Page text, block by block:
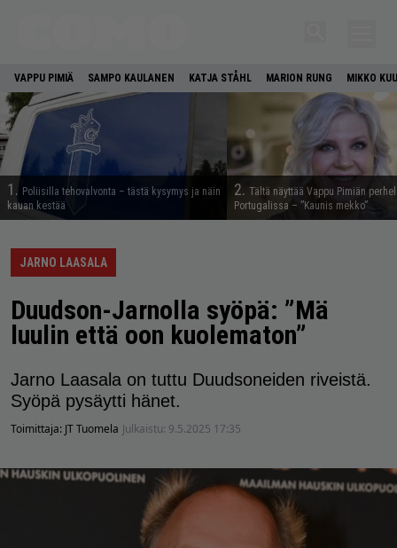
VAPPU PIMIÄ SAMPO KAULANEN KATJA STÅHL MARION RUNG MIKKO
1. Poliisilla tehovalvonta – tästä kysymys ja näin
kauan kestää
2. Tältä näyttää Vappu Pimiän
Portugalissa – ”Kaunis mekko”
JARNO LAASALA
Duudson-Jarnolla syöpä: ”Mä
luulin että oon kuolematon”
Jarno Laasala on tuttu Duudsoneiden riveistä.
Syöpä pysäytti hänet.
Toimittaja: JT Tuomela Julkaistu: 9.5.2025 17:35